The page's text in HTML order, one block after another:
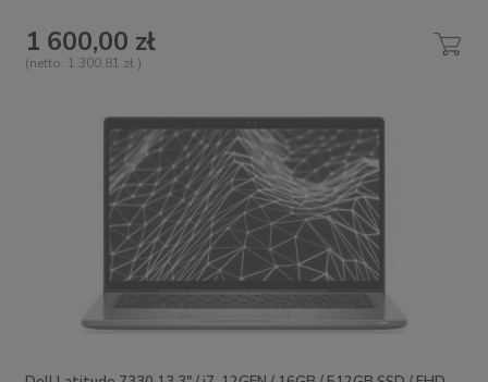
1 600,00 zł
(netto: 1 300,81 zł )